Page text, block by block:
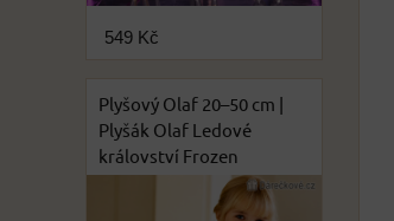
549 Kč
Plyšový Olaf 20–50 cm |
Plyšák Olaf Ledové
království Frozen